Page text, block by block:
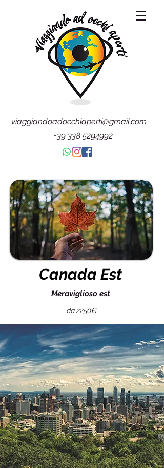
viaggiandoadocchiaperti@gmail.com
+39 338 5294992
Canada Est
Meraviglioso est
da 2250€